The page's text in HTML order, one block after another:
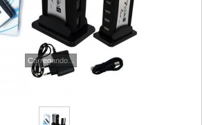
Carregando...